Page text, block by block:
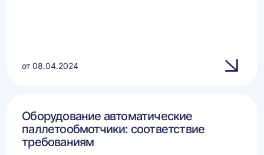
от 08.04.2024
Оборудование автоматические
паллетообмотчики: соответствие
требованиям